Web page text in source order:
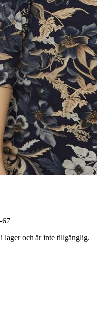
67
lager och är inte tillgänglig.